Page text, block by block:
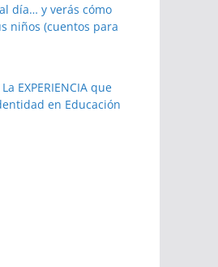
día… y verás cómo
niños(cuentos para
EXPERIENCIA que
en Educación